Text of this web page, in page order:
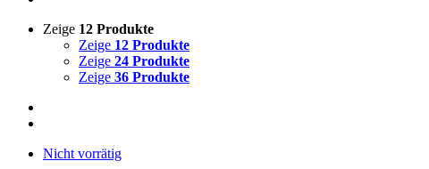
Zeige 12 Produkte
Zeige 12 Produkte
Zeige 24 Produkte
Zeige 36 Produkte
Nicht vorrätig